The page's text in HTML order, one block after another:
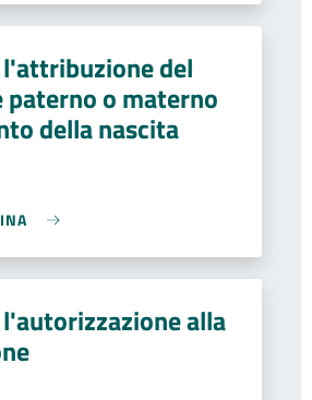
l'attribuzione del
paterno o materno
della nascita
alla